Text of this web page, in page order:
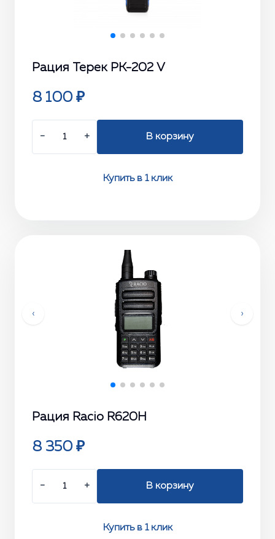
Рация Терек РК-202 V
8 100 ₽
− + В корзину
Купить в 1 клик
‹ ›
Рация Racio R620H
8 350 ₽
− + В корзину
Купить в 1 клик